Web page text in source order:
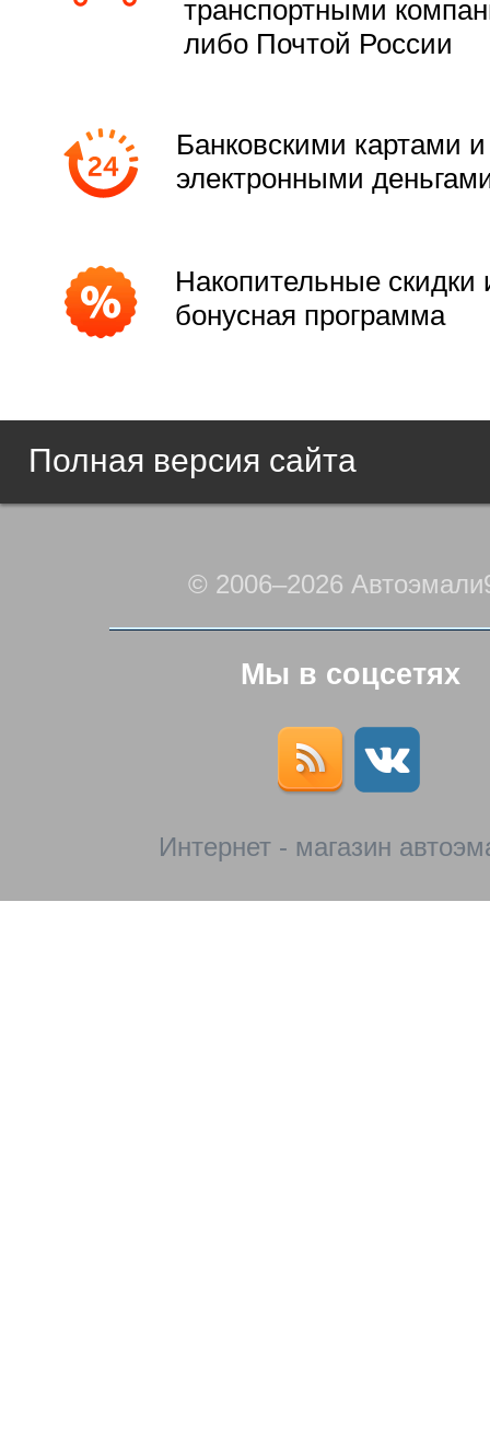
транспортными
либо Почтой России
Банковскими картами и
электронными
Накопительные скидки
бонусная программа
Полная версия сайта
© 2006–2026
Мы в соцсетях
Интернет - магазин